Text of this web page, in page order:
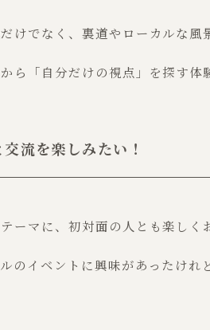
けでなく、裏道やローカルな風
ら「自分だけの視点」を探す体
流を楽しみたい！
ーマに、初対面の人とも楽しく
のイベントに興味があったけ